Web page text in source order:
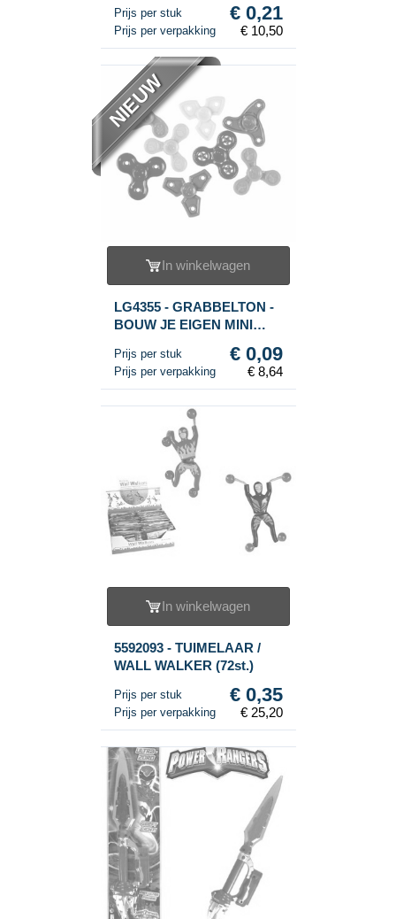
Prijs per stuk € 0,21
Prijs per verpakking € 10,50
NIEUW
In winkelwagen
LG4355 - GRABBELTON -
BOUW JE EIGEN MINI
Prijs per stuk € 0,09
Prijs per verpakking € 8,64
In winkelwagen
5592093 - TUIMELAAR /
WALL WALKER (72st.)
Prijs per stuk € 0,35
Prijs per verpakking € 25,20